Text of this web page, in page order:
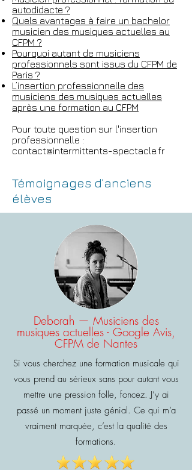
autodidacte ?
Quels avantages à faire un bachelor
musicien des musiques actuelles au
CFPM ?
Pourquoi autant de musiciens
professionnels sont issus du CFPM de
Paris ?
L’insertion professionnelle des
musiciens des musiques actuelles
après une formation au CFPM
Pour toute question sur l'insertion
professionnelle :
contact@intermittents-spectacle.fr
Témoignages d’anciens
élèves
Deborah — Musiciens des
musiques actuelles - Google Avis,
CFPM de Nantes
Si vous cherchez une formation musicale qui
vous prend au sérieux sans pour autant vous
mettre une pression folle, foncez. J’y ai
passé un moment juste génial. Ce qui m’a
vraiment marquée, c’est la qualité des
formations.